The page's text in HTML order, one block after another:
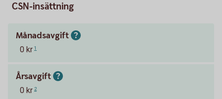
CSN-insättning
Månadsavgift
0 kr 1
Årsavgift
0 kr 2